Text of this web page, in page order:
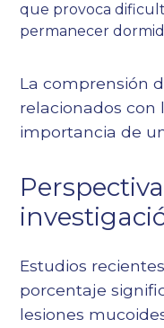
que provoca
permanecer
La comprensión
relacionados con
importancia de
Estudios
porcentaje
lesiones